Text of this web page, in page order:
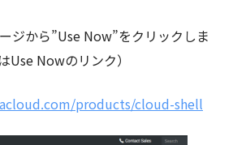
ジから”Use Now”をクリックしま
Use Nowのリンク）
products/cloud-shell